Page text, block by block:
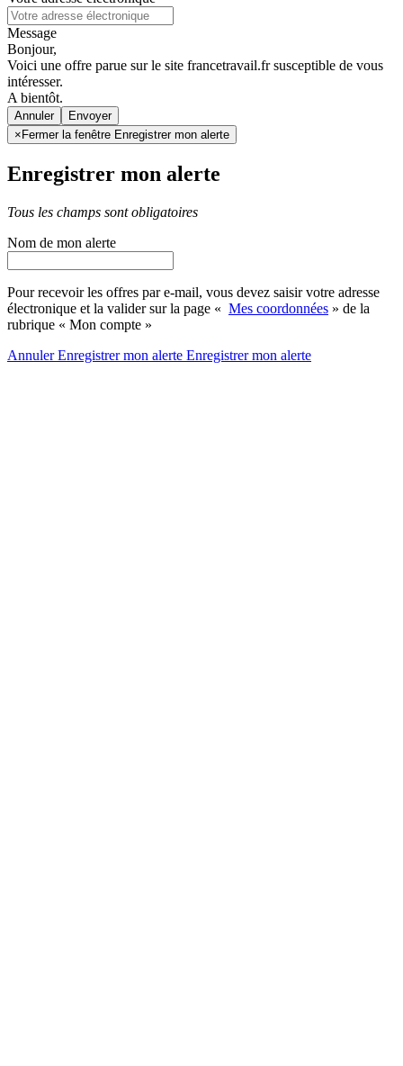
Message
Bonjour,
Voici une offre parue sur le site francetravail.fr susceptible de vous
intéresser.
A bientôt.
Annuler
× Fermer la fenêtre Enregistrer mon alerte
Enregistrer mon alerte
Tous les champs sont obligatoires
Nom de mon alerte
Pour recevoir les offres par e-mail, vous devez saisir votre adresse
électronique et la valider sur la page « Mes coordonnées » de la
rubrique « Mon compte »
AnnulerEnregistrer mon alerte Enregistrermon alerte